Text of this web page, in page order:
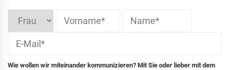
Wie wollen wir miteinander kommunizieren? Mit Sie oder lieber mit dem